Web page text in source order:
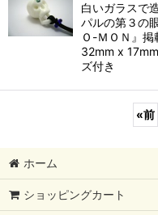
白いガラスで
パルの第３の
Ｏ-ＭＯＮ』
32mm x
ズ付き
«前
ホーム
ショッピングカート